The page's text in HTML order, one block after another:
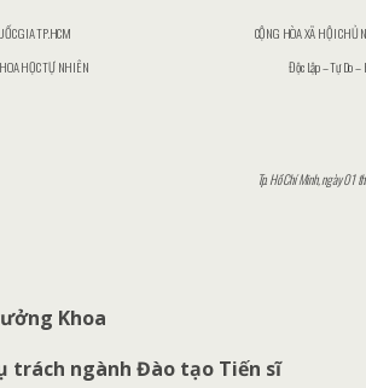
GIA TP.HCM
HỌC TỰ NHIÊN
CỘNG HÒA XÃ HỘI CHỦ
Độc Lập – Tự Do –
Tp. Hồ Chí Minh, ngày 01
Khoa
ngành Đào tạo Tiến sĩ